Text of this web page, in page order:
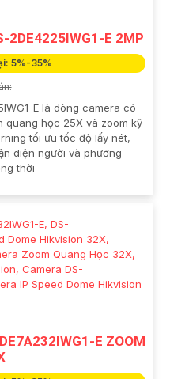
2DE4225IWG1-E 2MP
5%-35%
E là dòng camera có
quang học 25X và zoom kỹ
tối ưu tốc độ lấy nét,
diện người và phương
thời
E ZOOM